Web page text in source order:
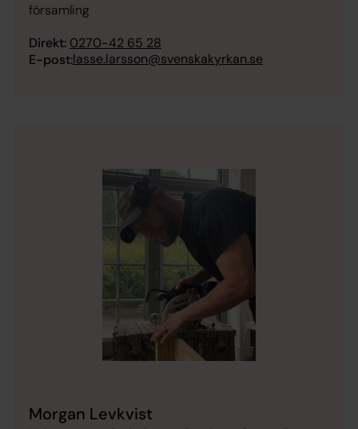
församling
Direkt: 0270-42 65 28
E-post:lasse.larsson@svenskakyrkan.se
Morgan Levkvist